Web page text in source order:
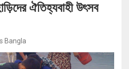
ঐতিহ্যবাহী উৎসব
Bangla